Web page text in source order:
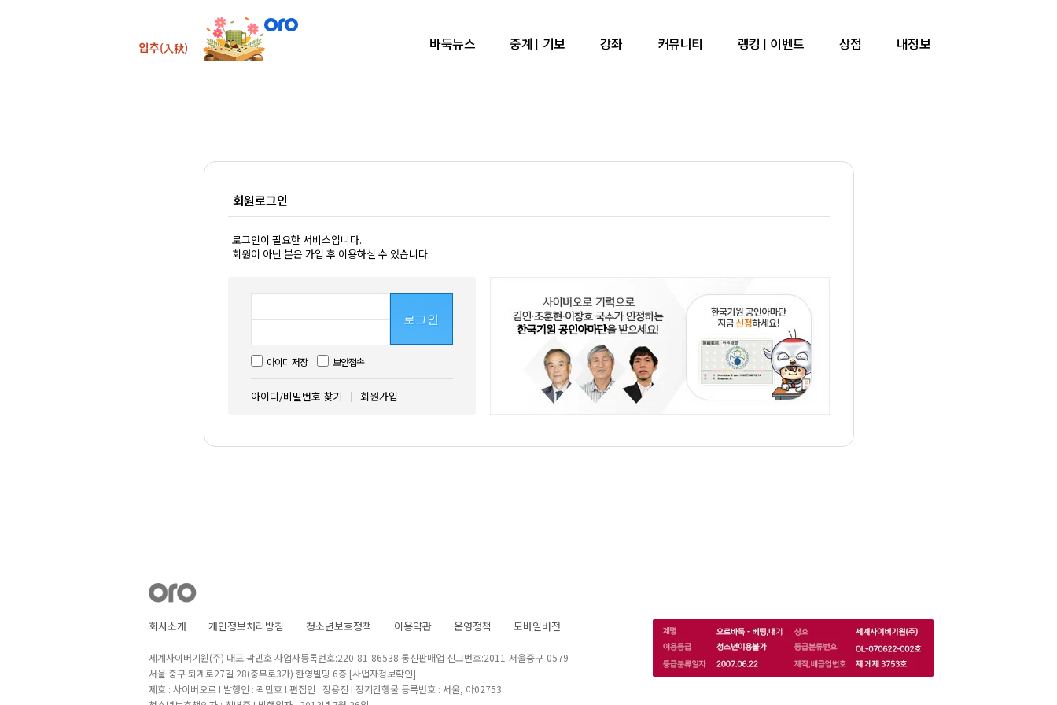
바둑뉴스 중계 | 기보 강좌 커뮤니티 랭킹 | 이벤트 상점 내정보
회원로그인
로그인이 필요한 서비스입니다.
회원이 아닌 분은 가입 후 이용하실 수 있습니다.
로그인
아이디 저장 보안접속
아이디/비밀번호 찾기 회원가입
회사소개 개인정보처리방침 청소년보호정책 이용약관 운영정책 모바일버전
세계사이버기원(주) 대표:곽민호 사업자등록번호:220-81-86538 통신판매업 신고번호:2011-서울중구-0579
서울 중구 퇴계로27길 28(충무로3가) 한영빌딩 6층 [사업자정보확인]
제호 : 사이버오로 I 발행인 : 곽민호 I 편집인 : 정용진 I 정기간행물 등록번호 : 서울, 아02753